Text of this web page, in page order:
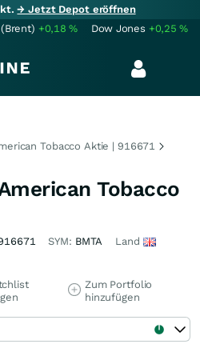
→ Jetzt Depot eröffnen
+0,18% Dow Jones +0,25%
Tobacco Aktie | 916671
Tobacco
SYM: BMTA Land
Zum Portfolio
hinzufügen